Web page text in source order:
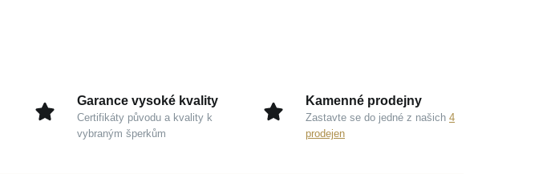
Garance vysoké kvality
Certifikáty původu a kvality k
vybraným šperkům
Kamenné prodejny
Zastavte se do jedné z našich 4
prodejen